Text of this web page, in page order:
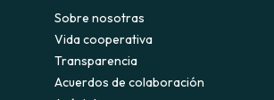
Sobre nosotras
Vida cooperativa
Transparencia
Acuerdos de colaboración